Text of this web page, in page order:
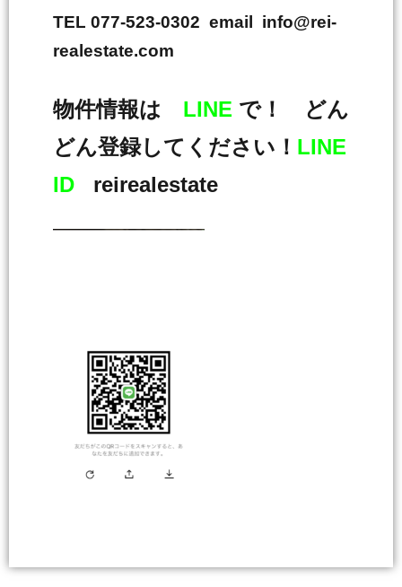
TEL 077-523-0302 email info@rei-
realestate.com
物件情報は LINE で！ どん
どん登録してください！ LINE
ID reirealestate